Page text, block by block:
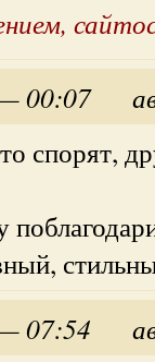
00:07
спорят,
07:54